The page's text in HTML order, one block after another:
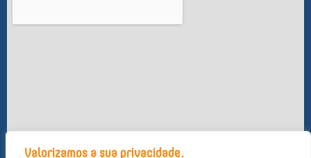
Valorizamos a sua privacidade.